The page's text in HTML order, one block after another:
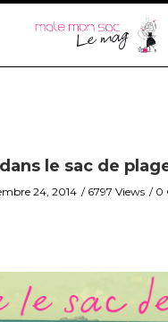
dans le sac de
24, 2014 6797 Views 0